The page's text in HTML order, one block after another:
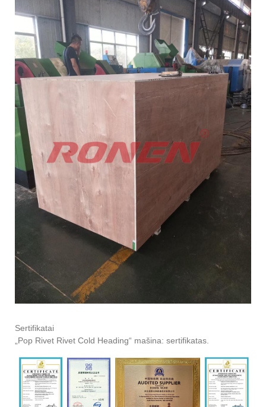
Sertifikatai
„Pop Rivet Rivet Cold Heading“ mašina: sertifikatas.